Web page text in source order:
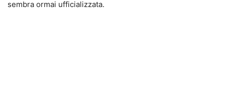
sembra ormai ufficializzata.